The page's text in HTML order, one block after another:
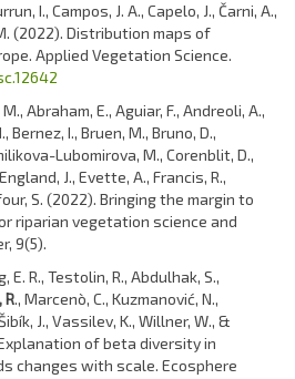
I., Campos, J. A., Capelo, J., Čarni, A.,
(2022). Distribution maps of
Applied Vegetation Science.
Abraham, E., Aguiar, F., Andreoli, A.,
Bernez, I., Bruen, M., Bruno, D.,
Lubomirova, M., Corenblit, D.,
J., Evette, A., Francis, R.,
S. (2022). Bringing the margin to
riparian vegetation science and
9(5).
E. R., Testolin, R., Abdulhak, S.,
R., Marcenò, C., Kuzmanović, N.,
J., Vassilev, K., Willner, W., &
of beta diversity in
changes with scale. Ecosphere